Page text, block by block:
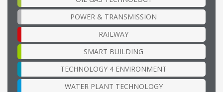
POWER & TRANSMISSION
RAILWAY
SMART BUILDING
TECHNOLOGY 4 ENVIRONMENT
WATER PLANT TECHNOLOGY